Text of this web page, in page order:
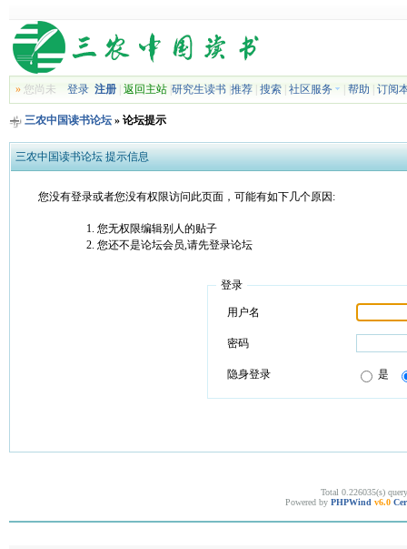
»您尚未 登录 注册| 返回主站| 研究生读书| 推荐| 搜索| 社区服务 帮助 订阅
三农中国读书论坛» 论坛提示
三农中国读书论坛 提示信息
您没有登录或者您没有权限访问此页面，可能有如下几个原因:
您无权限编辑别人的贴子
您还不是论坛会员,请先登录论坛
登录
用户名
密码
隐身登录 是
Total 0.226035(s)
Powered by PHPWind v6.0